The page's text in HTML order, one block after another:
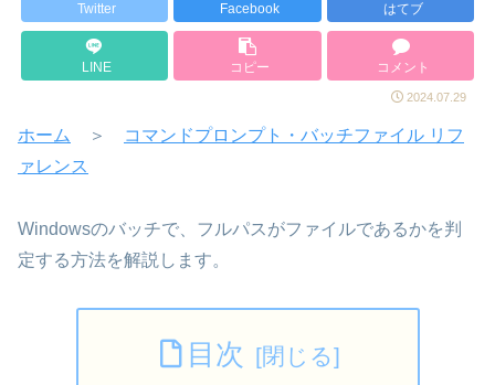
Twitter Facebook はてブ
LINE コピー コメント
2024.07.29
ホーム ＞
コマンドプロンプト・バッチファイル リフ
ァレンス
Windowsのバッチで、フルパスがファイルであるかを判
定する方法を解説します。
目次